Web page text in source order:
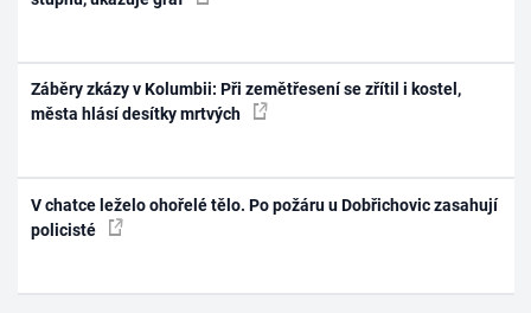
Záběry zkázy v Kolumbii: Při zemětřesení se zřítil i kostel,
města hlásí desítky mrtvých
V chatce leželo ohořelé tělo. Po požáru u Dobřichovic zasahují
policisté